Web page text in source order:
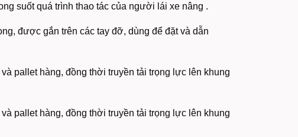
suốt quá trình thao tác của người lái xe nâng .
được gắn trên các tay đỡ, dùng để đặt và dẫn
pallet hàng, đồng thời truyền tải trọng lực lên khung
pallet hàng, đồng thời truyền tải trọng lực lên khung